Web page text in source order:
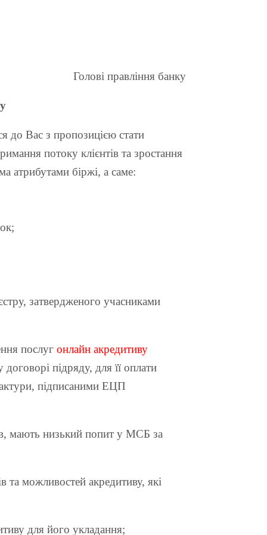
Голові правління банку
до Вас з пропозицією стати
потоку клієнтів та зростання
атрибутами біржі, а саме:
затвердженого учасниками
послуг онлайн акредитиву
підряду, для її оплати
підписаними ЕЦП
мають низький попит у МСБ за
можливостей акредитиву, які
для його укладання;